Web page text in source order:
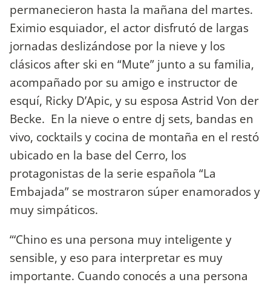
permanecieron hasta la mañana del martes.
Eximio esquiador, el actor disfrutó de largas
jornadas deslizándose por la nieve y los
clásicos after ski en “Mute” junto a su familia,
acompañado por su amigo e instructor de
esquí, Ricky D’Apic, y su esposa Astrid Von der
Becke. En la nieve o entre dj sets, bandas en
vivo, cocktails y cocina de montaña en el restó
ubicado en la base del Cerro, los
protagonistas de la serie española “La
Embajada” se mostraron súper enamorados y
muy simpáticos.
“‘Chino es una persona muy inteligente y
sensible, y eso para interpretar es muy
importante. Cuando conocés a una persona